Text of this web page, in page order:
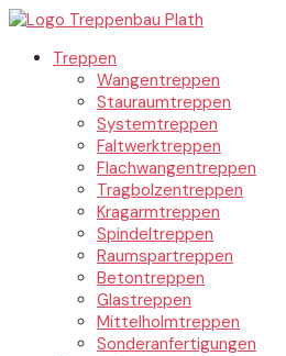
Treppen
Wangentreppen
Stauraumtreppen
Systemtreppen
Faltwerktreppen
Flachwangentreppen
Tragbolzentreppen
Kragarmtreppen
Spindeltreppen
Raumspartreppen
Betontreppen
Glastreppen
Mittelholmtreppen
Sonderanfertigungen